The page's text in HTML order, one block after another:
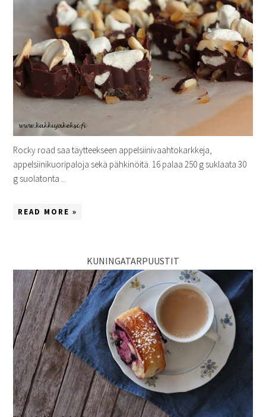
Rocky road saa täytteekseen appelsiinivaahtokarkkeja,
appelsiinikuoripaloja sekä pähkinöitä. 16 palaa 250 g suklaata 30
g suolatonta ...
READ MORE »
KUNINGATARPUUSTIT